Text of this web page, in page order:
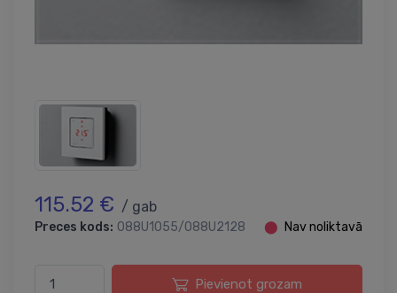
115.52 € / gab
Preces kods: 088U1055/088U2128 ⬤ Nav noliktavā
Pievienot grozam